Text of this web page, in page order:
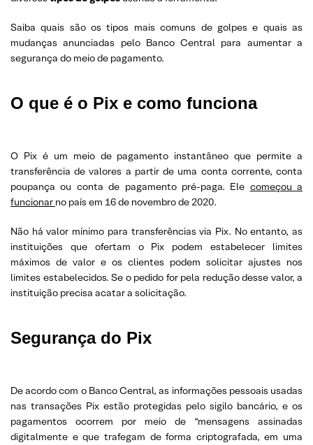
Saiba quais são os tipos mais comuns de golpes e quais as
mudanças anunciadas pelo Banco Central para aumentar a
segurança do meio de pagamento.
O que é o Pix e como funciona
O Pix é um meio de pagamento instantâneo que permite a
transferência de valores a partir de uma conta corrente, conta
poupança ou conta de pagamento pré-paga. Ele começou a
funcionar no país em 16 de novembro de 2020.
Não há valor mínimo para transferências via Pix. No entanto, as
instituições que ofertam o Pix podem estabelecer limites
máximos de valor e os clientes podem solicitar ajustes nos
limites estabelecidos. Se o pedido for pela redução desse valor, a
instituição precisa acatar a solicitação.
Segurança do Pix
De acordo com o Banco Central, as informações pessoais usadas
nas transações Pix estão protegidas pelo sigilo bancário, e os
pagamentos ocorrem por meio de “mensagens assinadas
digitalmente e que trafegam de forma criptografada, em uma